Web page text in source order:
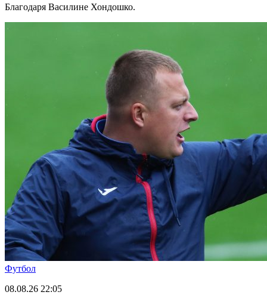
Благодаря Василине Хондошко.
Футбол
08.08.26 22:05